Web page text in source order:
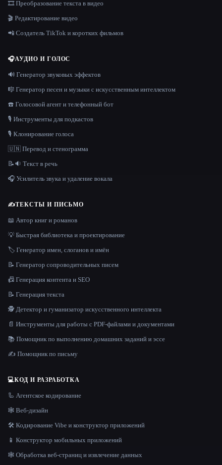
🎞️ Преобразование текста в видео
🎬 Редактирование видео
📲 Создатель TikTok и коротких фильмов
🎧АУДИО И ГОЛОС
🔊 Генератор звуковых эффектов
🎼 Генератор песен и музыки с искусственным интеллектом
☎️ Голосовой агент и телефонный бот
🎙️ Инструменты для подкастов
🎙️ Клонирование голоса
🇺🇳 Перевод и стенограмма
📝🔉 Текст в речь
🎧 Усилитель звука и удаление вокала
✍️ТЕКСТЫ И ПИСЬМО
📖 Автор книг и романов
💡 Быстрая библиотека и проектирование
🏷️ Генератор имен, слоганов и имён
📝 Генератор сопроводительных писем
📠 Генерация контента и SEO
📝 Генерация текста
🕵️ Детектор и гуманизатор искусственного интеллекта
📄 Инструменты для работы с PDF-файлами и документами
📚 Помощник по выполнению домашних заданий и эссе
✍️ Помощник по письму
💻КОД И РАЗРАБОТКА
🦾 Агентское кодирование
🕸 Веб-дизайн
🛠️ Кодирование Vibe и конструктор приложений
📱 Конструктор мобильных приложений
🕸️ Обработка веб-страниц и извлечение данных